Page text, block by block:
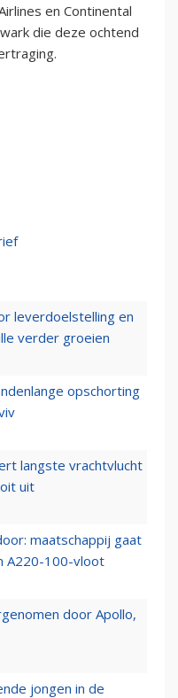
en Continental
die deze ochtend
leverdoelstelling en
verder groeien
opschorting
langste vrachtvlucht
uit
maatschappij gaat
A220-100-vloot
door Apollo,
jongen in de